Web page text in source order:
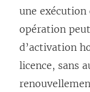
une exécution
opération
d’activation
licence, sans